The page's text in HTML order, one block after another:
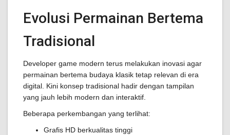
Evolusi Permainan Bertema
Tradisional
Developer game modern terus melakukan inovasi agar
permainan bertema budaya klasik tetap relevan di era
digital. Kini konsep tradisional hadir dengan tampilan
yang jauh lebih modern dan interaktif.
Beberapa perkembangan yang terlihat:
Grafis HD berkualitas tinggi